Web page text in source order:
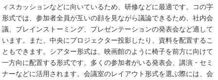
ィスカッションなどに向いているため、研修などに最適です。コの字
形式では、参加者全員が互いの顔を見ながら議論できるため、社内会
議、ブレインストーミング、プレゼンテーションの発表会など適して
います。また、中央にプロジェクター投影したり、資料を配置するこ
ともできます。シアター形式は、映画館のように椅子を前方に向けて
一方向に配置する形式です。多くの参加者がいる発表会、講演・セミ
ナーなどに活用されます。会議室のレイアウト形式を選ぶ際には、会